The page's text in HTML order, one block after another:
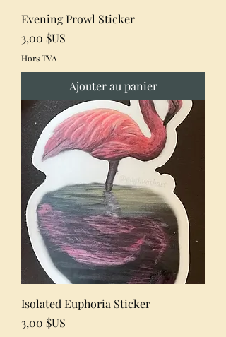
Evening Prowl Sticker
Prix
3,00 $US
Hors TVA
Ajouter au panier
Isolated Euphoria Sticker
Prix
3,00 $US